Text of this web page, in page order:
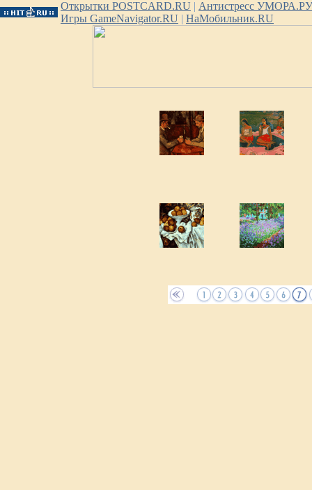
Открытки POSTCARD.RU | Антистресс УМОРА.РУ
Игры GameNavigator.RU | НаМобильник.RU